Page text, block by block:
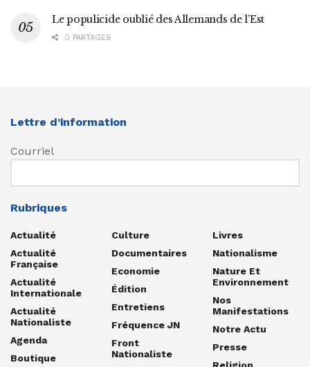
Le populicide oublié des Allemands de l’Est
0 PARTAGES
Lettre d’information
Courriel
Rubriques
Actualité
Actualité
Française
Actualité
Internationale
Actualité
Nationaliste
Agenda
Boutique
Culture
Documentaires
Economie
Édition
Entretiens
Fréquence JN
Front
Nationaliste
Livres
Nationalisme
Nature Et
Environnement
Nos
Manifestations
Notre Actu
Presse